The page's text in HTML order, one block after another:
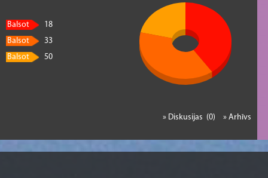
Balsot
18
Balsot
33
Balsot
50
» Arhīvs
» Diskusijas (0)